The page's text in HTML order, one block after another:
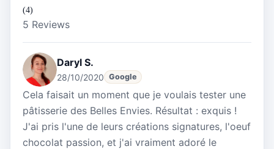
(4)
5 Reviews
Daryl S.
28/10/2020 Google
Cela faisait un moment que je voulais tester une
pâtisserie des Belles Envies. Résultat : exquis !
J'ai pris l'une de leurs créations signatures, l'oeuf
chocolat passion, et j'ai vraiment adoré le